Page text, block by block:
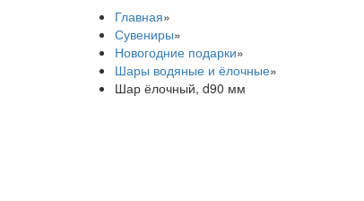
Главная»
Сувениры»
Новогодние подарки»
Шары водяные и ёлочные»
Шар ёлочный, d90 мм